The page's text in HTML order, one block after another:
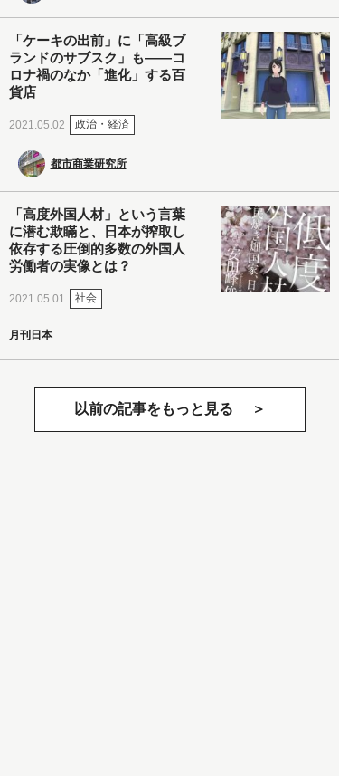
「ケーキの出前」に「高級ブ
ランドのサブスク」も――コ
ロナ禍のなか「進化」する百
貨店
2021.05.02 政治・経済
都市商業研究所
「高度外国人材」という言葉
に潜む欺瞞と、日本が搾取し
依存する圧倒的多数の外国人
労働者の実像とは？
2021.05.01 社会
月刊日本
以前の記事をもっと見る